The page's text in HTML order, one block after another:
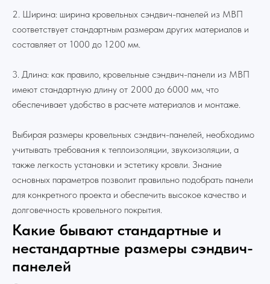
2. Ширина: ширина кровельных сэндвич-панелей из МВП
соответствует стандартным размерам других материалов и
составляет от 1000 до 1200 мм.
3. Длина: как правило, кровельные сэндвич-панели из МВП
имеют стандартную длину от 2000 до 6000 мм, что
обеспечивает удобство в расчете материалов и монтаже.
Выбирая размеры кровельных сэндвич-панелей, необходимо
учитывать требования к теплоизоляции, звукоизоляции, а
также легкость установки и эстетику кровли. Знание
основных параметров позволит правильно подобрать панели
для конкретного проекта и обеспечить высокое качество и
долговечность кровельного покрытия.
Какие бывают стандартные и
нестандартные размеры сэндвич-
панелей